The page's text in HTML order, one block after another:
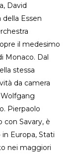
David
Essen
il medesimo
Monaco. Dal
stessa
da camera
Pierpaolo
con Savary, è
Europa, Stati
nei maggiori